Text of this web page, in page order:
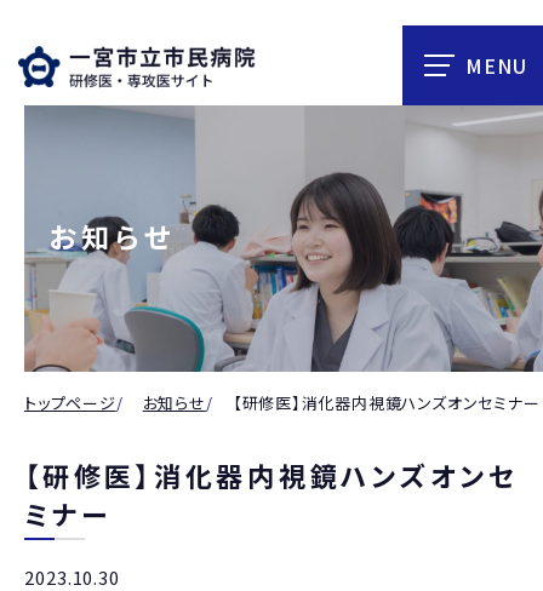
お知らせ
トップページ お知らせ 【研修医】消化器内視鏡ハンズオンセミナー
【研修医】消化器内視鏡ハンズオンセ
ミナー
2023.10.30